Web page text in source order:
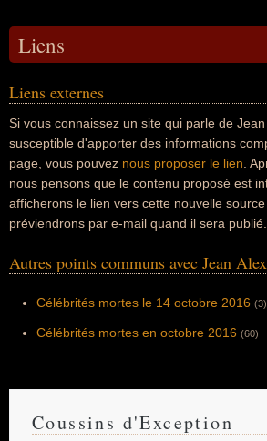
Liens
Liens externes
Si vous connaissez un site qui parle de
susceptible d'apporter des informations
page, vous pouvez nous proposer le lien .
nous pensons que le contenu proposé est
afficherons le lien vers cette nouvelle
préviendrons par e-mail quand il sera publié.
Autres points communs avec Jean
Célébrités mortes le 14 octobre 2016 (3)
Célébrités mortes en octobre 2016 (60)
Coussins d'Exception